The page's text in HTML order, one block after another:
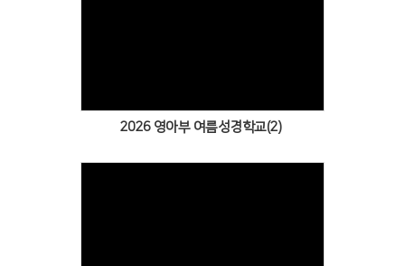
2026 영아부 여름성경학교(2)